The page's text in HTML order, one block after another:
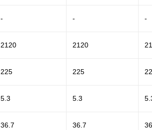
- - -
2120 2120
225 225
5.3 5.3
36.7 36.7